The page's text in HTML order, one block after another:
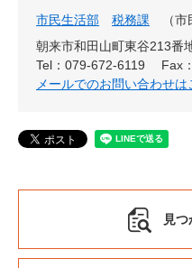
市民生活部 税務課
市
朝来市和田山町東谷213番
Tel：079-672-6119
Fax
メールでのお問い合わせは
見